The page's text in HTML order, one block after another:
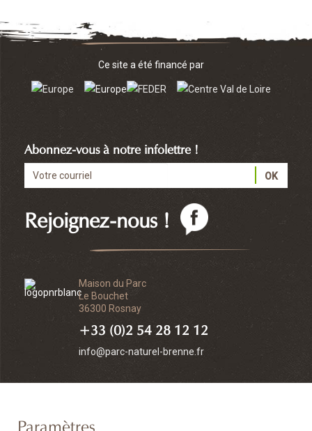
Maison du Parc
Le Bouchet
36300 Rosnay
+33 (0)2 54 28 12 12
info@parc-naturel-brenne.fr
Rejoignez-nous !
Abonnez-vous à notre infolettre !
Ce site a été financé par
Paramètres